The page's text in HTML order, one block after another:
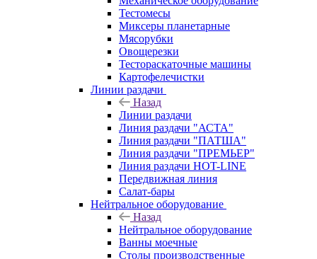
Тестомесы
Миксеры планетарные
Мясорубки
Овощерезки
Тестораскаточные машины
Картофелечистки
Линии раздачи
Назад
Линии раздачи
Линия раздачи "АСТА"
Линия раздачи "ПАТША"
Линия раздачи "ПРЕМЬЕР"
Линия раздачи HOT-LINE
Передвижная линия
Салат-бары
Нейтральное оборудование
Назад
Нейтральное оборудование
Ванны моечные
Столы производственные